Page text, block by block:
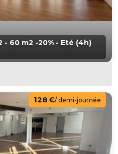
- 60 m2 -20% - Eté (4h)
128 €/ demi-journée